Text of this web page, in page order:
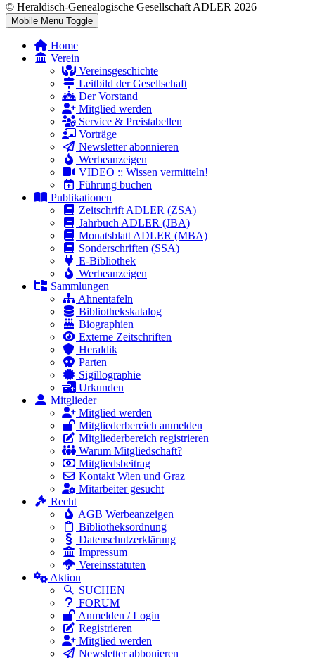
© Heraldisch-Genealogische Gesellschaft ADLER 2026
Mobile Menu Toggle
Home
Verein
Vereinsgeschichte
Leitbild der Gesellschaft
Der Vorstand
Mitglied werden
Service & Preistabellen
Vorträge
Newsletter abonnieren
Werbeanzeigen
VIDEO :: Wissen vermitteln!
Führung buchen
Publikationen
Zeitschrift ADLER (ZSA)
Jahrbuch ADLER (JBA)
Monatsblatt ADLER (MBA)
Sonderschriften (SSA)
E-Bibliothek
Werbeanzeigen
Sammlungen
Ahnentafeln
Bibliothekskatalog
Biographien
Externe Zeitschriften
Heraldik
Parten
Sigillographie
Urkunden
Mitglieder
Mitglied werden
Mitgliederbereich anmelden
Mitgliederbereich registrieren
Warum Mitgliedschaft?
Mitgliedsbeitrag
Kontakt Wien und Graz
Mitarbeiter gesucht
Recht
AGB Werbeanzeigen
Bibliotheksordnung
Datenschutzerklärung
Impressum
Vereinsstatuten
Aktion
SUCHEN
FORUM
Anmelden / Login
Registrieren
Mitglied werden
Newsletter abbonieren